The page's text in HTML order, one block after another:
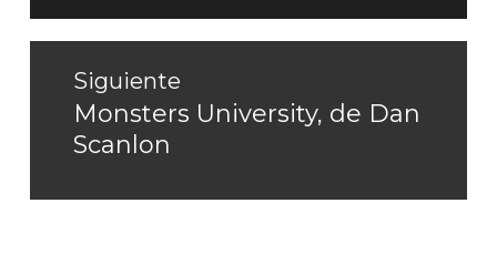
Siguiente
Entrada
siguiente:
Monsters University, de Dan
Scanlon